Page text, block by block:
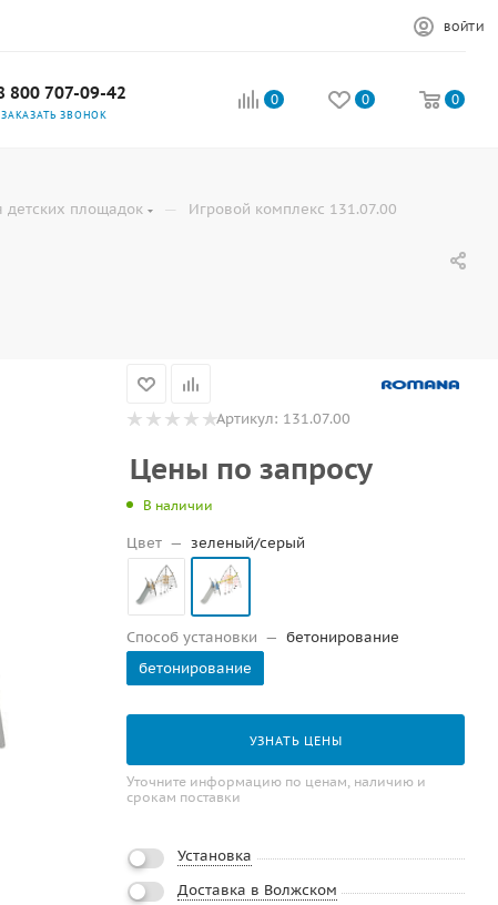
ВОЙТИ
800 707-09-42
ЗАКАЗАТЬ ЗВОНОК
0 0 0
площадок — Игровой комплекс 131.07.00
Артикул: 131.07.00
Цены по запросу
В наличии
Цвет — зеленый/серый
Способ установки — бетонирование
бетонирование
УЗНАТЬ ЦЕНЫ
Уточните информацию по ценам, наличию и
срокам поставки
Установка
Доставка в Волжском